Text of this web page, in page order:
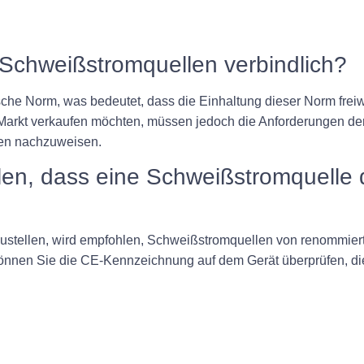
verbindlich?
Norm, was bedeutet, dass die Einhaltung dieser Norm
verkaufen möchten, müssen jedoch die Anforderungen
nachzuweisen.
dass eine Schweißstromquelle
wird empfohlen, Schweißstromquellen von
Sie die CE-Kennzeichnung auf dem Gerät überprüfen,